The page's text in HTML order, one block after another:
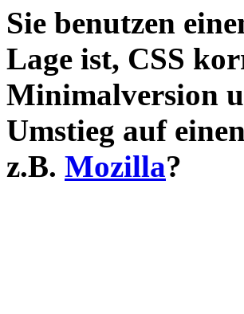
Sie benutzen
Lage ist, CSS
Minimalversion
Umstieg auf
z.B. Mozilla?